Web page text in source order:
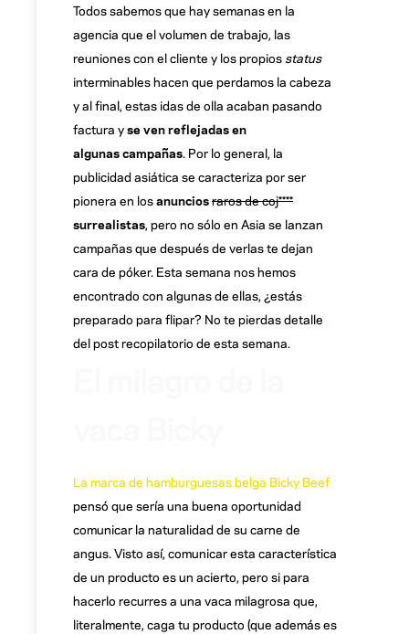
Todos sabemos que hay semanas en la
agencia que el volumen de trabajo, las
reuniones con el cliente y los propios status
interminables hacen que perdamos la cabeza
y al final, estas idas de olla acaban pasando
factura yse ven reflejadas en
algunas campañas. Por lo general, la
publicidad asiática se caracteriza por ser
pionera en losanunciosraros de coj****
surrealistas, pero no sólo en Asia se lanzan
campañas que después de verlas te dejan
cara de póker. Esta semana nos hemos
encontrado con algunas de ellas, ¿estás
preparado para flipar? No te pierdas detalle
del post recopilatorio de esta semana.
La marca de hamburguesas belga Bicky Beef
pensó que sería una buena oportunidad
comunicar la naturalidad de su carne de
angus. Visto así, comunicar esta característica
de un producto es un acierto, pero si para
hacerlo recurres a una vaca milagrosa que,
literalmente, caga tu producto (que además es